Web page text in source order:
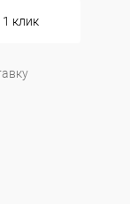
клик